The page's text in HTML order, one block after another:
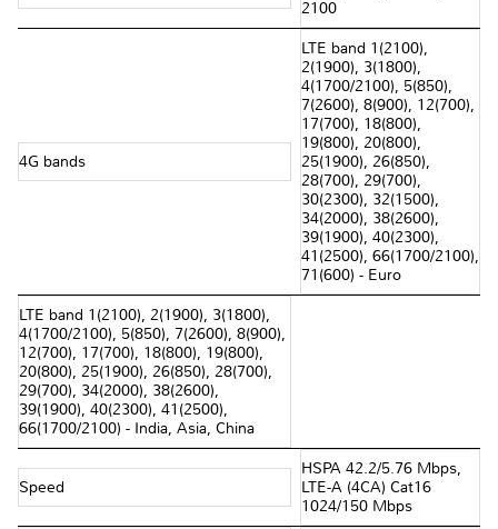
2100
4G bands
LTE band 1(2100),
2(1900), 3(1800),
4(1700/2100), 5(850),
7(2600), 8(900), 12(700),
17(700), 18(800),
19(800), 20(800),
25(1900), 26(850),
28(700), 29(700),
30(2300), 32(1500),
34(2000), 38(2600),
39(1900), 40(2300),
41(2500), 66(1700/2100),
71(600) - Euro
LTE band 1(2100), 2(1900), 3(1800),
4(1700/2100), 5(850), 7(2600), 8(900),
12(700), 17(700), 18(800), 19(800),
20(800), 25(1900), 26(850), 28(700),
29(700), 34(2000), 38(2600),
39(1900), 40(2300), 41(2500),
66(1700/2100) - India, Asia, China
Speed
HSPA 42.2/5.76 Mbps,
LTE-A (4CA) Cat16
1024/150 Mbps